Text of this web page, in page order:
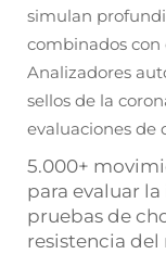
simulan
combinados con
Analizadores
sellos de la
evaluaciones de
5.000+
para evaluar
pruebas de
resistencia